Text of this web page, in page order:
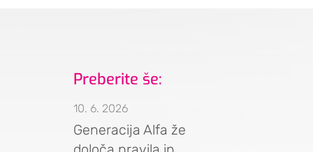
Preberite še:
10. 6. 2026
Generacija Alfa že